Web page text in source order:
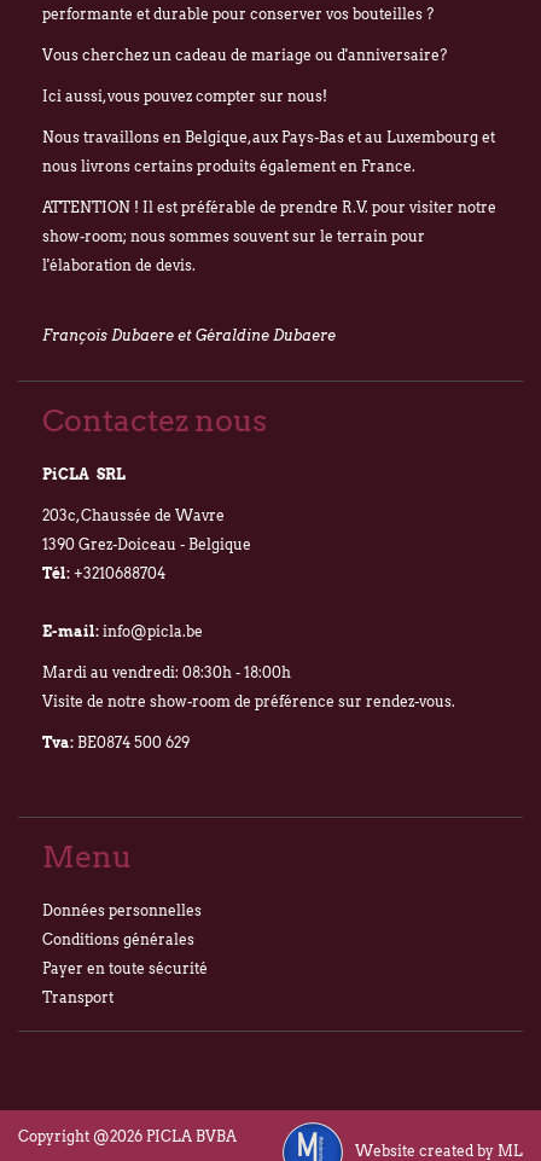
performante et durable pour conserver vos bouteilles ?
Vous cherchez un cadeau de mariage ou d'anniversaire?
Ici aussi, vous pouvez compter sur nous!
Nous travaillons en Belgique, aux Pays-Bas et au Luxembourg et
nous livrons certains produits également en France.
ATTENTION ! Il est préférable de prendre R.V. pour visiter notre
show-room; nous sommes souvent sur le terrain pour
l'élaboration de devis.
François Dubaere et Géraldine Dubaere
Contactez nous
PiCLA SRL
203c, Chaussée de Wavre
1390 Grez-Doiceau - Belgique
Tél: +3210688704
E-mail: info@picla.be
Mardi au vendredi: 08:30h - 18:00h
Visite de notre show-room de préférence sur rendez-vous.
Tva: BE0874 500 629
Menu
Données personnelles
Conditions générales
Payer en toute sécurité
Transport
Copyright @2026 PICLA BVBA
Website created by ML